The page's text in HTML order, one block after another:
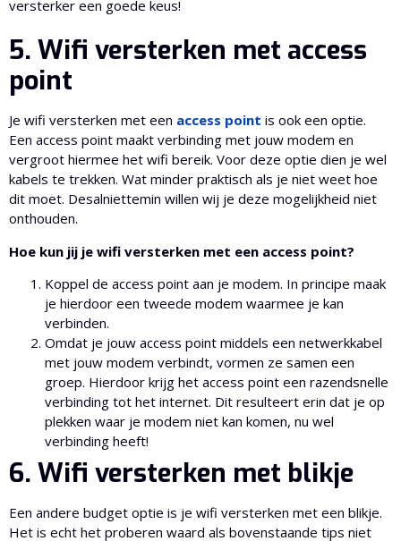
versterker een goede keus!
5. Wifi versterken met access
point
Je wifi versterken met een access point is ook een optie.
Een access point maakt verbinding met jouw modem en
vergroot hiermee het wifi bereik. Voor deze optie dien je wel
kabels te trekken. Wat minder praktisch als je niet weet hoe
dit moet. Desalniettemin willen wij je deze mogelijkheid niet
onthouden.
Hoe kun jij je wifi versterken met een access point?
Koppel de access point aan je modem. In principe maak
je hierdoor een tweede modem waarmee je kan
verbinden.
Omdat je jouw access point middels een netwerkkabel
met jouw modem verbindt, vormen ze samen een
groep. Hierdoor krijg het access point een razendsnelle
verbinding tot het internet. Dit resulteert erin dat je op
plekken waar je modem niet kan komen, nu wel
verbinding heeft!
6. Wifi versterken met blikje
Een andere budget optie is je wifi versterken met een blikje.
Het is echt het proberen waard als bovenstaande tips niet